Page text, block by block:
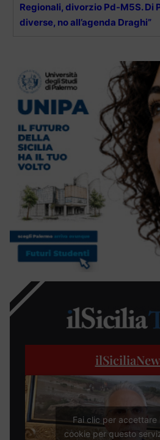
Regionali, divorzio Pd-M5S. Di
diverse, no all’agenda Draghi”
Fai clic per accettare i
cookie per questo